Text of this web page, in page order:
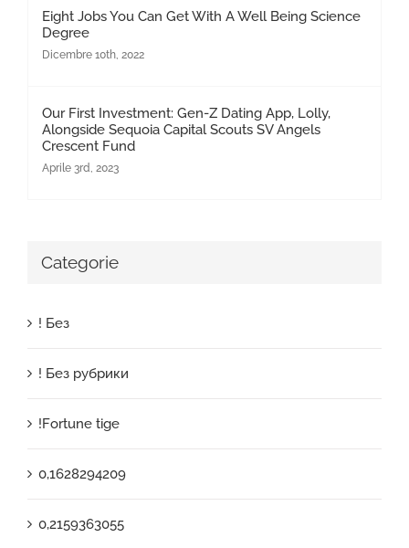
Eight Jobs You Can Get With A Well Being Science
Degree
Dicembre 10th, 2022
Our First Investment: Gen-Z Dating App, Lolly,
Alongside Sequoia Capital Scouts SV Angels
Crescent Fund
Aprile 3rd, 2023
Categorie
! Без
! Без рубрики
!Fortune tige
0,1628294209
0,2159363055